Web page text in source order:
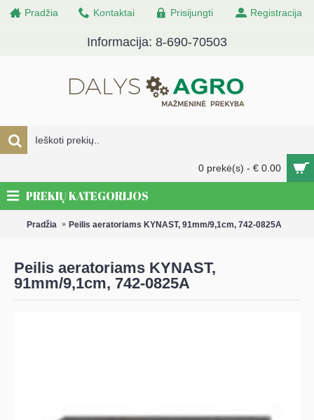
Pradžia Kontaktai Prisijungti Registracija
Informacija: 8-690-70503
0 prekė(s) - € 0.00
PREKIŲ KATEGORIJOS
Pradžia Peilis aeratoriams KYNAST, 91mm/9,1cm, 742-0825A
Peilis aeratoriams KYNAST,
91mm/9,1cm, 742-0825A